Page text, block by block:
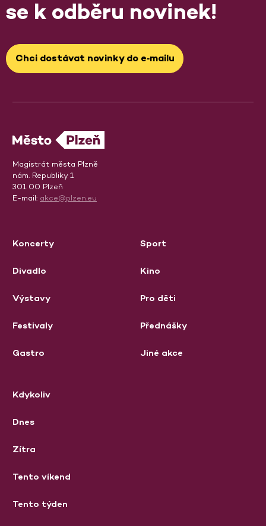
se k odběru novinek!
Chci dostávat novinky do e‑mailu
Magistrát města Plzně
nám. Republiky 1
301 00 Plzeň
E-mail: akce@plzen.eu
Koncerty
Divadlo
Výstavy
Festivaly
Gastro
Sport
Kino
Pro děti
Přednášky
Jiné akce
Kdykoliv
Dnes
Zítra
Tento víkend
Tento týden